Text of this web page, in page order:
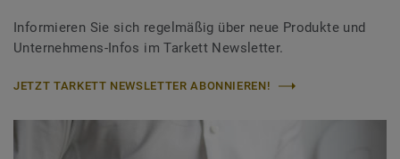
Informieren Sie sich regelmäßig über neue Produkte und
Unternehmens-Infos im Tarkett Newsletter.
JETZT TARKETT NEWSLETTER ABONNIEREN!